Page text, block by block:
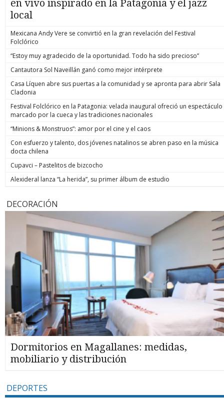
en vivo inspirado en la Patagonia y el jazz
local
Mexicana Andy Vere se convirtió en la gran revelación del Festival
Folclórico
“Estoy muy agradecido de la oportunidad. Todo ha sido precioso”
Cantautora Sol Naveillán ganó como mejor intérprete
Casa Líquen abre sus puertas a la comunidad y se apronta para abrir Sala
Cladonia
Festival Folclórico en la Patagonia: velada inaugural ofreció un espectáculo
marcado por la cueca y las tradiciones nacionales
“Minions & Monstruos”: amor por el cine y el caos
Con esfuerzo y talento, dos jóvenes natalinos se abren paso en la música
docta chilena
Cupavci – Pastelitos de bizcocho
Alexideral lanza “La herida”, su primer álbum de estudio
DECORACIÓN
Dormitorios en Magallanes: medidas,
mobiliario y distribución
DEPORTES